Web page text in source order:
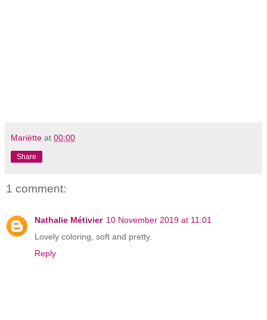
Mariëtte at 00:00
Share
1 comment:
Nathalie Métivier 10 November 2019 at 11:01
Lovely coloring, soft and pretty.
Reply